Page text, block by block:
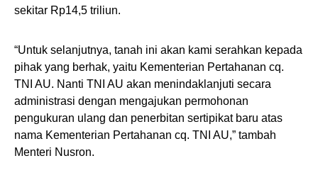
sekitar Rp14,5 triliun.
“Untuk selanjutnya, tanah ini akan kami serahkan kepada
pihak yang berhak, yaitu Kementerian Pertahanan cq.
TNI AU. Nanti TNI AU akan menindaklanjuti secara
administrasi dengan mengajukan permohonan
pengukuran ulang dan penerbitan sertipikat baru atas
nama Kementerian Pertahanan cq. TNI AU,” tambah
Menteri Nusron.